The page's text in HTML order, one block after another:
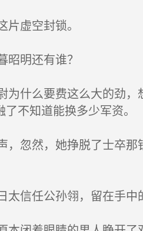
虚空封锁。
明还有谁？
什么要费这么大的劲
不知道能换多少军资。
忽然，她挣脱了士卒
信任公孙翎，留在手中